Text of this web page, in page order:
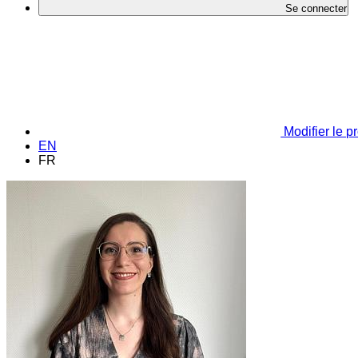
Se connecter
Modifier le
EN
FR